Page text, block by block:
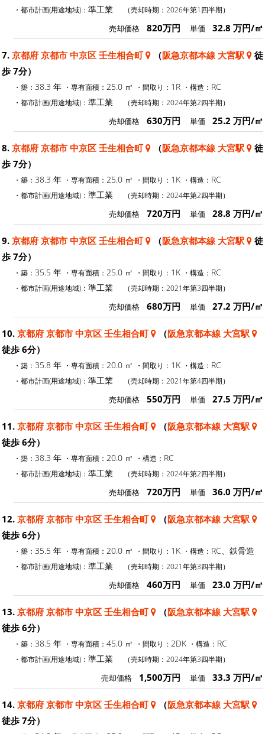
・都市計画(用途地域)： 準工業 （売却時期：2026年第1四半期）
売却価格 820万円 単価 32.8 万円/㎡
7. 京都府 京都市 中京区 壬生相合町 （阪急京都本線 大宮駅
徒
歩 7分）
・築： 38.3 年 ・専有面積： 25.0 ㎡ ・間取り： 1R ・構造： RC
・都市計画(用途地域)： 準工業 （売却時期：2024年第2四半期）
売却価格 630万円 単価 25.2 万円/㎡
8. 京都府 京都市 中京区 壬生相合町 （阪急京都本線 大宮駅
徒
歩 7分）
・築： 38.3 年 ・専有面積： 25.0 ㎡ ・間取り： 1K ・構造： RC
・都市計画(用途地域)： 準工業 （売却時期：2024年第2四半期）
売却価格 720万円 単価 28.8 万円/㎡
9. 京都府 京都市 中京区 壬生相合町 （阪急京都本線 大宮駅
徒
歩 7分）
・築： 35.5 年 ・専有面積： 25.0 ㎡ ・間取り： 1K ・構造： RC
・都市計画(用途地域)： 準工業 （売却時期：2021年第3四半期）
売却価格 680万円 単価 27.2 万円/㎡
10. 京都府 京都市 中京区 壬生相合町 （阪急京都本線 大宮駅
徒歩 6分）
・築： 35.8 年 ・専有面積： 20.0 ㎡ ・間取り： 1K ・構造： RC
・都市計画(用途地域)： 準工業 （売却時期：2021年第4四半期）
売却価格 550万円 単価 27.5 万円/㎡
11. 京都府 京都市 中京区 壬生相合町 （阪急京都本線 大宮駅
徒歩 6分）
・築： 38.3 年 ・専有面積： 20.0 ㎡ ・構造： RC
・都市計画(用途地域)： 準工業 （売却時期：2024年第2四半期）
売却価格 720万円 単価 36.0 万円/㎡
12. 京都府 京都市 中京区 壬生相合町 （阪急京都本線 大宮駅
徒歩 6分）
・築： 35.5 年 ・専有面積： 20.0 ㎡ ・間取り： 1K ・構造： RC、鉄骨造
・都市計画(用途地域)： 準工業 （売却時期：2021年第3四半期）
売却価格 460万円 単価 23.0 万円/㎡
13. 京都府 京都市 中京区 壬生相合町 （阪急京都本線 大宮駅
徒歩 6分）
・築： 38.5 年 ・専有面積： 45.0 ㎡ ・間取り： 2DK ・構造： RC
・都市計画(用途地域)： 準工業 （売却時期：2024年第3四半期）
売却価格 1,500万円 単価 33.3 万円/㎡
14. 京都府 京都市 中京区 壬生相合町 （阪急京都本線 大宮駅
徒歩 7分）